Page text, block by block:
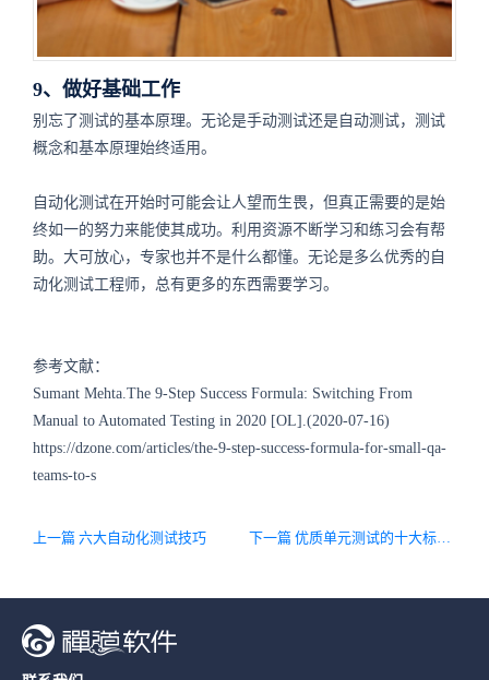
9、做好基础工作
别忘了测试的基本原理。无论是手动测试还是自动测试，测试
概念和基本原理始终适用。
自动化测试在开始时可能会让人望而生畏，但真正需要的是始
终如一的努力来能使其成功。利用资源不断学习和练习会有帮
助。大可放心，专家也并不是什么都懂。无论是多么优秀的自
动化测试工程师，总有更多的东西需要学习。
参考文献：
Sumant Mehta.The 9-Step Success Formula: Switching From
Manual to Automated Testing in 2020 [OL].(2020-07-16)
https://dzone.com/articles/the-9-step-success-formula-for-small-qa-
teams-to-s
上一篇 六大自动化测试技巧 下一篇 优质单元测试的十大标准，你有遵循吗？